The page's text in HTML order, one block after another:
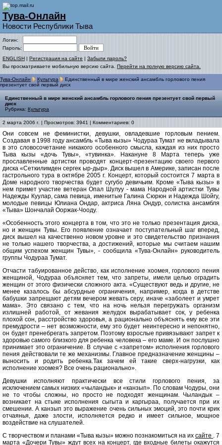
Тува-Онлайн
Новости Республики Тыва
Логин:
Пароль:
ENGLISH | Регистрация на сайте | Забыли пароль?
Вы просматриваете мобильную версию сайта. Перейти на полную версию сайта.
Тува-Онлайн Культура
Единственный в мире женский ансамбль горлового пения
презентует свой первый диск
Единственный в мире женский ансамбль горлового пения презентует свой первый
диск
Рубрика: Культура
2 марта 2006 г. | Просмотров: 3941 | Комментариев: 0
Они совсем не феминистки, девушки, овладевшие горловым пением.
Создавая в 1998 году ансамбль «Тыва кызы» Чодураа Тумат не вкладывала
в это словосочетание никакого особенного смысла, каждая из них просто
Тыва кызы «дочь Тувы», «тувинка». Накануне 8 Марта теперь уже
прославленные артистки проводят концерт-презентацию своего первого
диска «Сеткилимден сергек ыр-дыр». Диск вышел в Америке, записан после
гастрольного тура в октябре 2005 г. Концерт, который состоится 7 марта в
Доме народного творчества будет сугубо девичьим. Кроме «Тыва кызы» в
нем примет участие ветеран Опал Шулуу - мама Народной артистки Тувы
Надежды Куулар, сама певица, именитые Галина Сюрюн и Надежда Шойгу,
молодые певицы Юлиана Ондар, актриса Ляна Ондур, солистка ансамбля
«Тыва» Шончалай Ооржак-Чооду.
«Особенность этого концерта в том, что это не только презентация диска,
но и женщин Тувы. Его появление означает поступательный шаг вперед,
диск вышел на качественно новом уровне и это свидетельство признания
не только нашего творчества, а достижений, которые мы считаем нашим
общим успехом женщин Тувы», - сообщила «Тува-Онлайн» руководитель
группы Чодураа Тумат.
Отчасти табуированное действо, как исполнение хоомея, горлового пения
женщиной, Чодураа объясняет тем, что запреты, имели целью оградить
женщин от этого физически сложного акта. «Существуют ведь и другие, не
менее казалось бы абсурдные ограничения, например, когда в детстве
бабушки запрещают детям вечером жевать серу, иначе «заболеет и умрет
мама». Это связано с тем, что на ночь нельзя перегружать организм
излишней работой, от жевания желудок вырабатывает сок, у ребенка
плохой сон, расстройство здоровья, а рационально объяснять ему все эти
премудрости – нет возможности, ему это будет неинтересно и непонятно,
он будет пренебрегать запретом. Поэтому взрослые привязывают запрет к
здоровью самого близкого для ребенка человека – его маме. И он послушно
принимает это ограничение. В случае с «запретом» исполнения горлового
пения действовали те же механизмы. Главное предназначение женщины –
выносить и родить ребенка.Так зачем ей такие сверх-нагрузки, как
исполнение хоомея? Все очень рационально».
Девушки исполняют практически все стили горлового пения, за
исключением самых низких «чыландык» и «канзып». По словам Чодуры, они
не то чтобы сложны, но просто не подходят женщинам. Чыландык –
возникает на стыке исполнения сыгыта и каргыраа, получается при их
смешении. А канзып это выражение очень сильных эмоций, это почти крик
отчаянья, даже злости, исполняется редко и имеет сильное, мощное
воздействие на слушателей.
С творчеством и планами «Тыва кызы» можно познакомиться на их сайте . 7
марта «Дочери Тувы» ждут всех на концерт, где входные билеты окажутся